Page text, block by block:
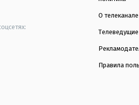
О телеканале
Телеведущие
Правила